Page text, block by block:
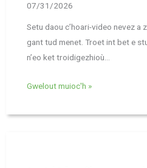
07/31/2026
Setu daou c’hoari-video nevez a
gant tud menet. Troet int bet e
n’eo ket troidigezhioù…
Gwelout muioc'h »